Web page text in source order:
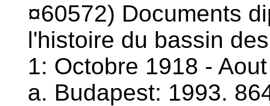
¤60572) Documents
l'histoire du bassin
1: Octobre 1918 -
a. Budapest: 1993.